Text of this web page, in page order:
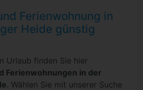
Ferienwohnung in
Heide günstig
Urlaub finden Sie hier
Ferienwohnungen in der
. Wählen Sie mit unserer Suche